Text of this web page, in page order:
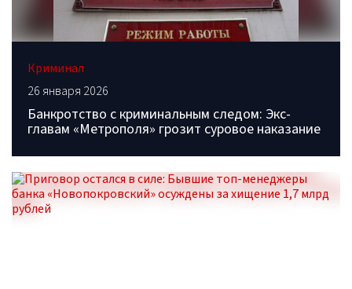
Криминал
26 января 2026
Банкротство с криминальным следом: Экс-
главам «Метрополя» грозит суровое наказание